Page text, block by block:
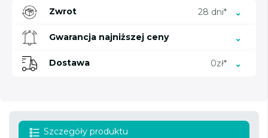
Zwrot 28 dni*
Gwarancja najniższej ceny
Dostawa 0zł*
Szczegóły produktu